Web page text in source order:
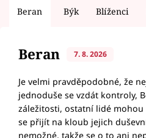
Beran Býk Blíženci
Beran 7. 8. 2026
Je velmi pravděpodobné, že
jednoduše se vzdát kontroly,
záležitosti, ostatní lidé
se přijít na kloub jejich
nemožné, takže se o to ani